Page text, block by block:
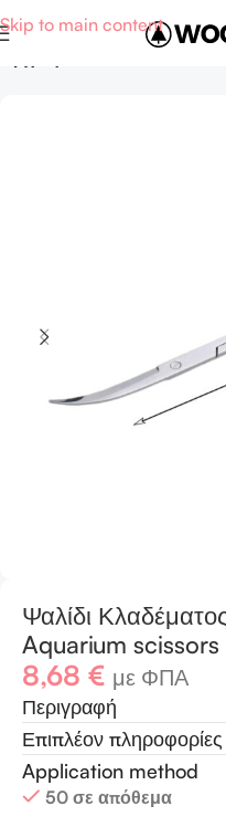
Skip to main content
Ψαλίδι
Aquarium scissors
8,68 € με ΦΠΑ
Περιγραφή
Επιπλέον πληροφορίες
Application method
50 σε απόθεμα